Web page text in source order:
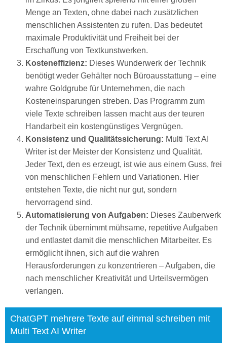
Menge an Texten, ohne dabei nach zusätzlichen
menschlichen Assistenten zu rufen. Das bedeutet
maximale Produktivität und Freiheit bei der
Erschaffung von Textkunstwerken.
Kosteneffizienz: Dieses Wunderwerk der Technik
benötigt weder Gehälter noch Büroausstattung – eine
wahre Goldgrube für Unternehmen, die nach
Kosteneinsparungen streben. Das Programm zum
viele Texte schreiben lassen macht aus der teuren
Handarbeit ein kostengünstiges Vergnügen.
Konsistenz und Qualitätssicherung: Multi Text AI
Writer ist der Meister der Konsistenz und Qualität.
Jeder Text, den es erzeugt, ist wie aus einem Guss, frei
von menschlichen Fehlern und Variationen. Hier
entstehen Texte, die nicht nur gut, sondern
hervorragend sind.
Automatisierung von Aufgaben: Dieses Zauberwerk
der Technik übernimmt mühsame, repetitive Aufgaben
und entlastet damit die menschlichen Mitarbeiter. Es
ermöglicht ihnen, sich auf die wahren
Herausforderungen zu konzentrieren – Aufgaben, die
nach menschlicher Kreativität und Urteilsvermögen
verlangen.
ChatGPT mehrere Texte auf einmal schreiben mit
Multi Text AI Writer